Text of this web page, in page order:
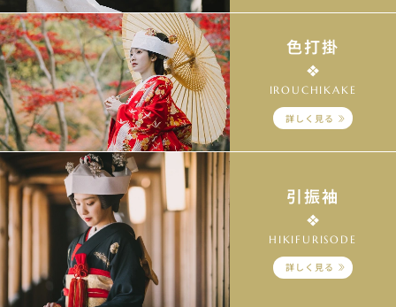
色打掛
IROUCHIKAKE
詳しく見る
引振袖
HIKIFURISODE
詳しく見る